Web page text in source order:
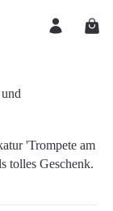
'Trompete am
tolles Geschenk.